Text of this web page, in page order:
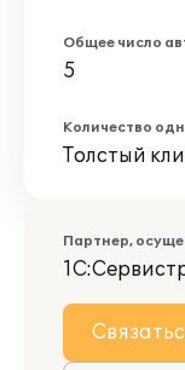
Общее число
5
Количество
Толстый
Партнер,